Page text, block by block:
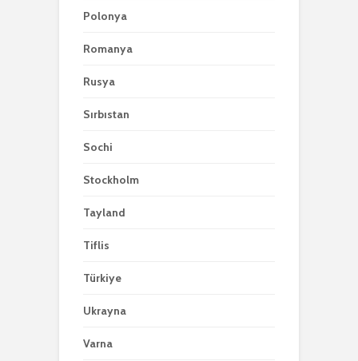
Polonya
Romanya
Rusya
Sırbıstan
Sochi
Stockholm
Tayland
Tiflis
Türkiye
Ukrayna
Varna